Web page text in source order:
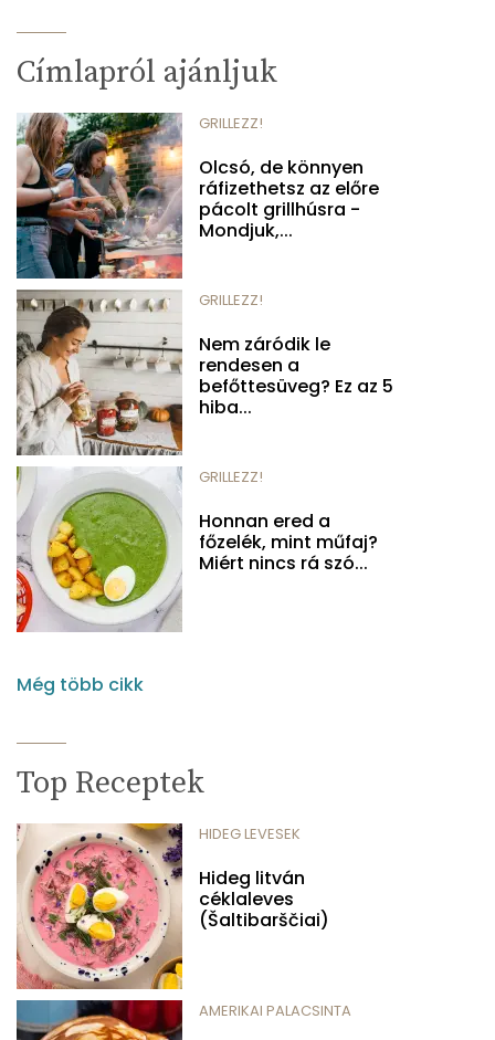
Címlapról ajánljuk
GRILLEZZ!
Olcsó, de könnyen
ráfizethetsz az előre
pácolt grillhúsra -
Mondjuk,...
GRILLEZZ!
Nem záródik le
rendesen a
befőttesüveg? Ez az 5
hiba...
GRILLEZZ!
Honnan ered a
főzelék, mint műfaj?
Miért nincs rá szó...
Még több cikk
Top Receptek
HIDEG LEVESEK
Hideg litván
céklaleves
(Šaltibarščiai)
AMERIKAI PALACSINTA